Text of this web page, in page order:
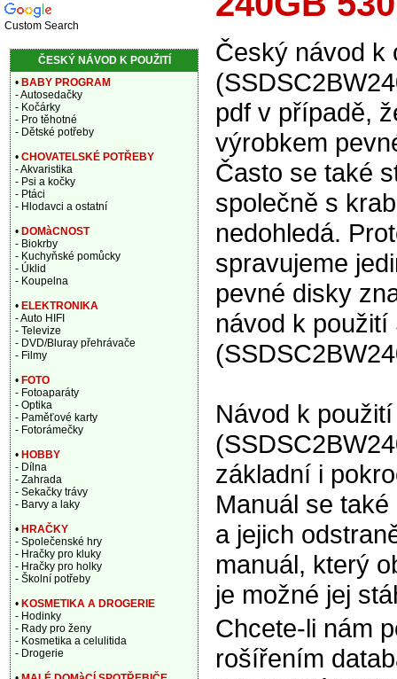
Český návod k
pdf v případě,
výrobkem
Často se také
společně s
nedohledá.
spravujeme
pevné disky
návod k použití
Návod k
základní i
Manuál se
a jejich
manuál, který
je možné jej
Chcete-li nám
rošířením
Custom Search
ČESKÝ NÁVOD K POUŽITÍ
• BABY PROGRAM
- Autosedačky
- Kočárky
- Pro těhotné
- Dětské potřeby
• CHOVATELSKÉ POTŘEBY
- Akvaristika
- Psi a kočky
- Ptáci
- Hlodavci a ostatní
• DOMàCNOST
- Biokrby
- Kuchyňské pomůcky
- Úklid
- Koupelna
• ELEKTRONIKA
- Auto HIFI
- Televize
- DVD/Bluray přehrávače
- Filmy
• FOTO
- Fotoaparáty
- Optika
- Paměťové karty
- Fotorámečky
• HOBBY
- Dílna
- Zahrada
- Sekačky trávy
- Barvy a laky
• HRAČKY
- Společenské hry
- Hračky pro kluky
- Hračky pro holky
- Školní potřeby
• KOSMETIKA A DROGERIE
- Hodinky
- Rady pro ženy
- Kosmetika a celulitida
- Drogerie